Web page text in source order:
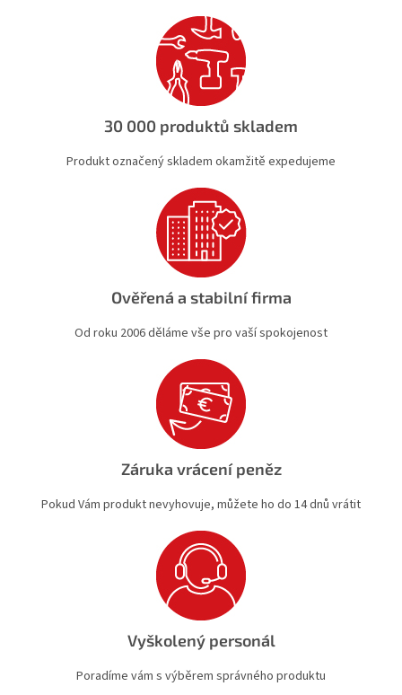
a
c
í
p
r
v
y
ý
i
s
u
30 000 produktů skladem
Produkt označený skladem okamžitě expedujeme
Ověřená a stabilní firma
Od roku 2006 děláme vše pro vaší spokojenost
Záruka vrácení peněz
Pokud Vám produkt nevyhovuje, můžete ho do 14 dnů vrátit
Vyškolený personál
Poradíme vám s výběrem správného produktu